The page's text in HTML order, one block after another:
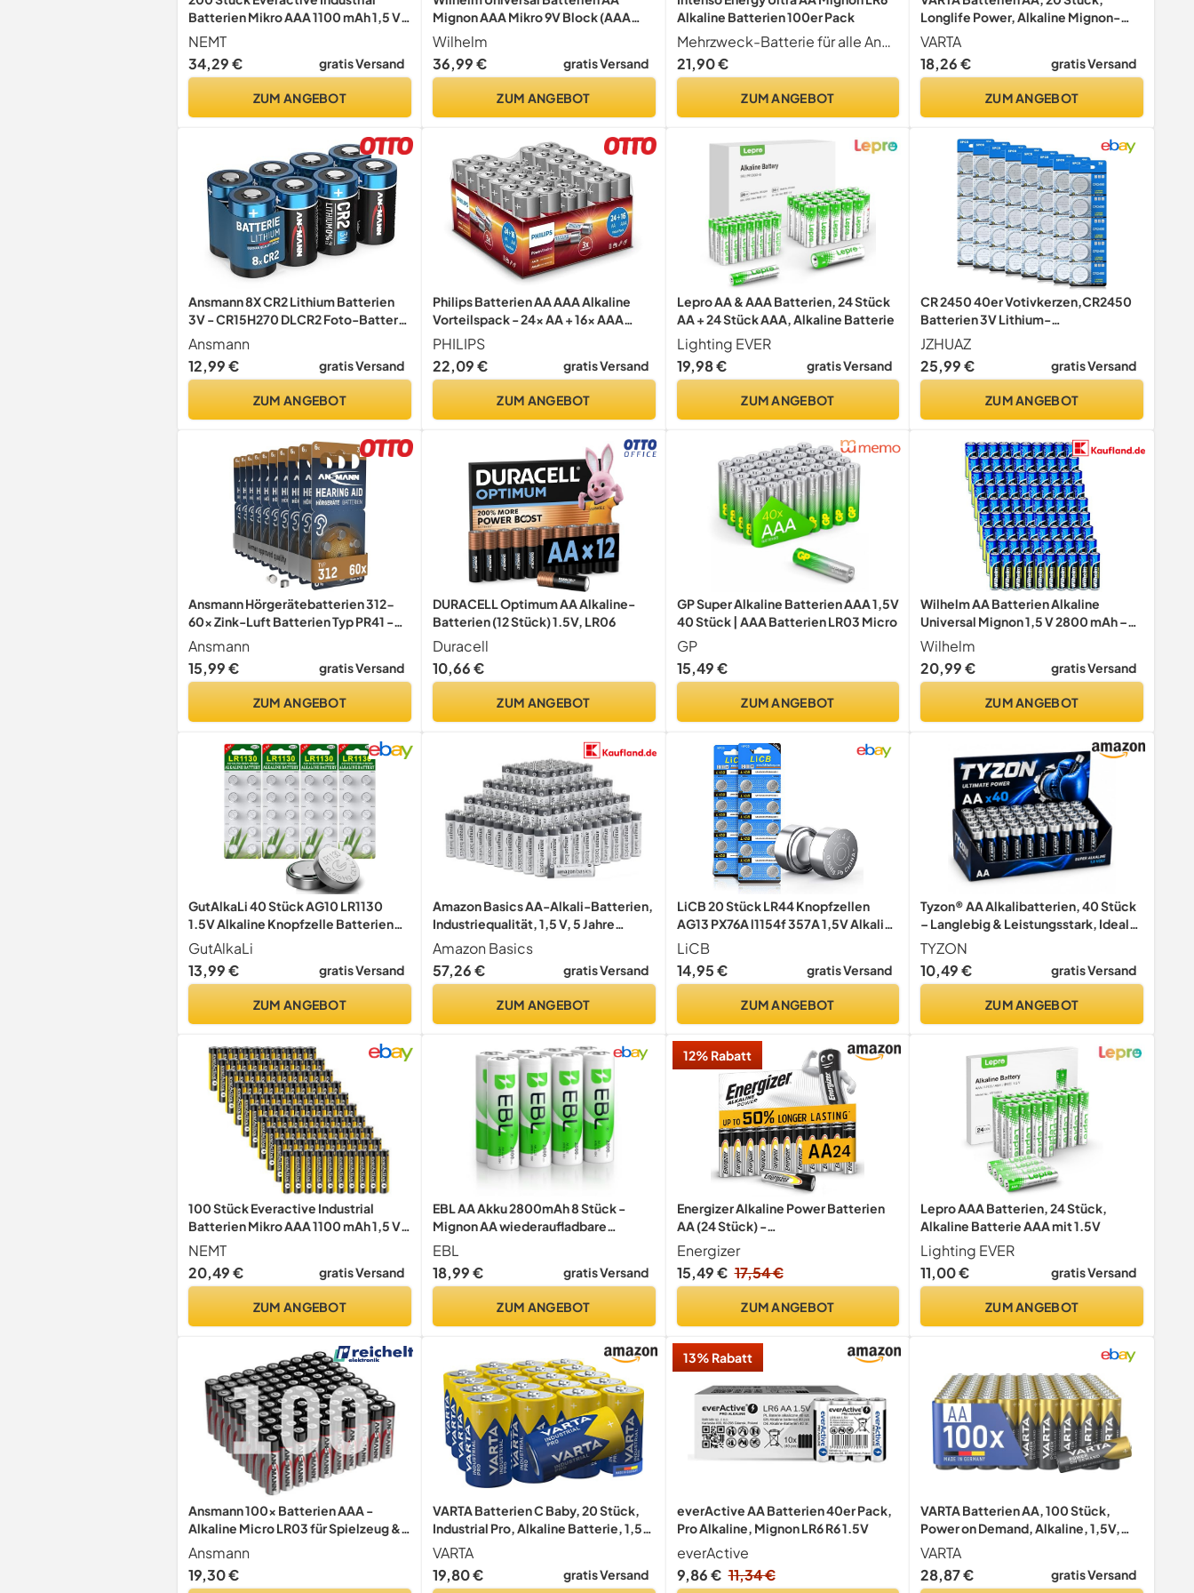
Batterien Mikro AAA 1100 mAh 1,5 V
LR03 Alkaline
NEMT
34,29 €
gratis Versand
ZUM ANGEBOT
Mignon AAA Mikro 9V Block (AAA
Mikro, 200)
Wilhelm
36,99 €
gratis Versand
ZUM ANGEBOT
Alkaline Batterien 100er Pack
Mehrzweck-Batterie für alle Anwendungszwecke geeignet
21,90 €
ZUM ANGEBOT
Longlife Power, Alkaline Mignon-
Batterie
VARTA
18,26 €
gratis Versand
ZUM ANGEBOT
Ansmann 8X CR2 Lithium Batterien
3V - CR15H270 DLCR2 Foto-Batterie
Set
Ansmann
12,99 €
gratis Versand
ZUM ANGEBOT
Philips Batterien AA AAA Alkaline
Vorteilspack - 24x AA + 16x AAA
Batterien - Power Alkaline 1.5V für
Spielzeug, Kamera, Taschenlampe,
Fernbedienung und Mehr
PHILIPS
22,09 €
gratis Versand
ZUM ANGEBOT
Lepro AA & AAA Batterien, 24 Stück
AA + 24 Stück AAA, Alkaline Batterie
Lighting EVER
19,98 €
gratis Versand
ZUM ANGEBOT
CR 2450 40er Votivkerzen,CR2450
Batterien 3V Lithium-
Knopfzelle,Teelichter, Video,
Computer, Rechner, IC-Karten
JZHUAZ
25,99 €
gratis Versand
ZUM ANGEBOT
Ansmann Hörgerätebatterien 312-
60x Zink-Luft Batterien Typ PR41 -
Braun
Ansmann
15,99 €
gratis Versand
ZUM ANGEBOT
DURACELL Optimum AA Alkaline-
Batterien (12 Stück) 1.5V, LR06
Duracell
10,66 €
ZUM ANGEBOT
GP Super Alkaline Batterien AAA 1,5V
40 Stück | AAA Batterien LR03 Micro
GP
15,49 €
ZUM ANGEBOT
Wilhelm AA Batterien Alkaline
Universal Mignon 1,5 V 2800 mAh –
90 Stück
Wilhelm
20,99 €
gratis Versand
ZUM ANGEBOT
GutAlkaLi 40 Stück AG10 LR1130
1.5V Alkaline Knopfzelle Batterien
ohne Quecksilber
GutAlkaLi
13,99 €
gratis Versand
ZUM ANGEBOT
Amazon Basics AA-Alkali-Batterien,
Industriequalität, 1,5 V, 5 Jahre
lagerfähig, 200 Stück
Amazon Basics
57,26 €
gratis Versand
ZUM ANGEBOT
LiCB 20 Stück LR44 Knopfzellen
AG13 PX76A l1154f 357A 1,5V Alkaline
Batterie 3 Jahre Haltbarkeit
LiCB
14,95 €
gratis Versand
ZUM ANGEBOT
Tyzon® AA Alkalibatterien, 40 Stück
– Langlebig & Leistungsstark, Ideal
für Haushalts- und Elektronikgeräte
TYZON
10,49 €
gratis Versand
ZUM ANGEBOT
100 Stück Everactive Industrial
Batterien Mikro AAA 1100 mAh 1,5 V
LR03 Alkaline
NEMT
20,49 €
gratis Versand
ZUM ANGEBOT
EBL AA Akku 2800mAh 8 Stück -
Mignon AA wiederaufladbare
Batterien, Typ NI-MH, geringe
Selbstentladung mit Staubkasten,
1.2v AA Akkubatterien
EBL
18,99 €
gratis Versand
ZUM ANGEBOT
12% Rabatt
Energizer Alkaline Power Batterien
AA (24 Stück) -
Hochleistungsbatterien 1,5V -
Batterie für Haushalt und Büro -
100% plastikfreie Recycelbar
[Exklusiv bei Amazon]
Energizer
15,49 € 17,54 €
ZUM ANGEBOT
Lepro AAA Batterien, 24 Stück,
Alkaline Batterie AAA mit 1.5V
Lighting EVER
11,00 €
gratis Versand
ZUM ANGEBOT
Ansmann 100x Batterien AAA -
Alkaline Micro LR03 für Spielzeug &
LED
Ansmann
19,30 €
VARTA Batterien C Baby, 20 Stück,
Industrial Pro, Alkaline Batterie, 1,5V,
Vorratspack, Made in Germany
[Exklusiv bei Amazon]
VARTA
19,80 €
gratis Versand
13% Rabatt
everActive AA Batterien 40er Pack,
Pro Alkaline, Mignon LR6 R6 1.5V
everActive
9,86 € 11,34 €
VARTA Batterien AA, 100 Stück,
Power on Demand, Alkaline, 1,5V,
Vorratspack in umweltschonender
Verpackung, ideal für
Computerzubehör, Smart Home
VARTA
28,87 €
gratis Versand